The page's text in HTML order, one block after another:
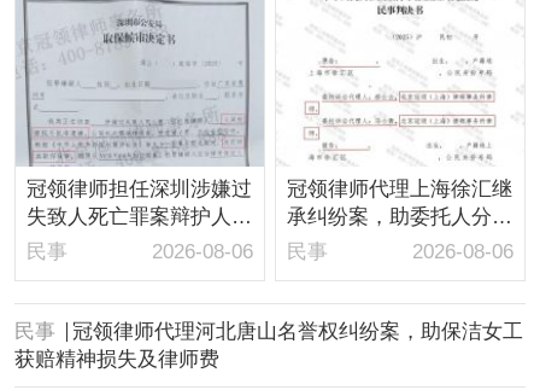
冠领律师担任深圳涉嫌过
失致人死亡罪案辩护人，
依法辩护助嫌疑人取保候
民事 2026-08-06
冠领律师代理上海徐汇继
承纠纷案，助委托人分得
房屋1/10继承份额
民事 2026-08-06
民事
冠领律师代理河北唐山名誉权纠纷案，助保洁女工
获赔精神损失及律师费